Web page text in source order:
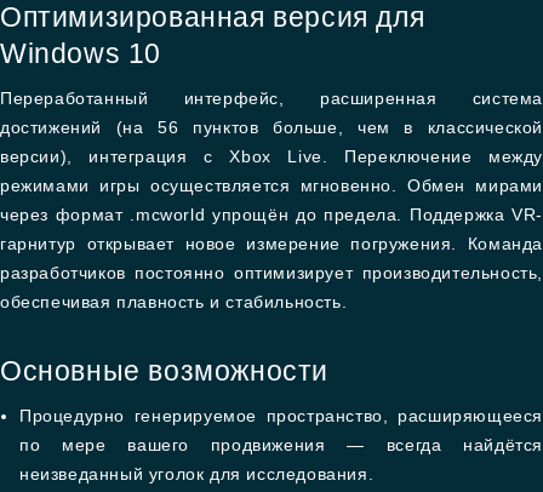
Оптимизированная версия для
Windows 10
Переработанный интерфейс, расширенная система
достижений (на 56 пунктов больше, чем в классической
версии), интеграция с Xbox Live. Переключение между
режимами игры осуществляется мгновенно. Обмен мирами
через формат .mcworld упрощён до предела. Поддержка VR-
гарнитур открывает новое измерение погружения. Команда
разработчиков постоянно оптимизирует производительность,
обеспечивая плавность и стабильность.
Основные возможности
Процедурно генерируемое пространство, расширяющееся
по мере вашего продвижения — всегда найдётся
неизведанный уголок для исследования.